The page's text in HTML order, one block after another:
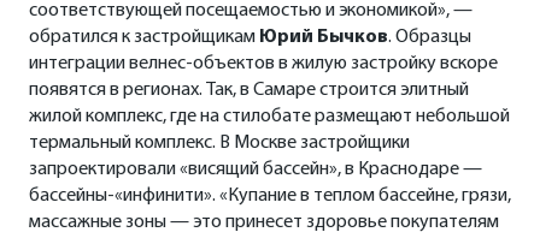
соответствующей посещаемостью и экономикой», —
обратился к застройщикам Юрий Бычков. Образцы
интеграции велнес-объектов в жилую застройку вскоре
появятся в регионах. Так, в Самаре строится элитный
жилой комплекс, где на стилобате размещают небольшой
термальный комплекс. В Москве застройщики
запроектировали «висящий бассейн», в Краснодаре —
бассейны-«инфинити». «Купание в теплом бассейне, грязи,
массажные зоны — это принесет здоровье покупателям